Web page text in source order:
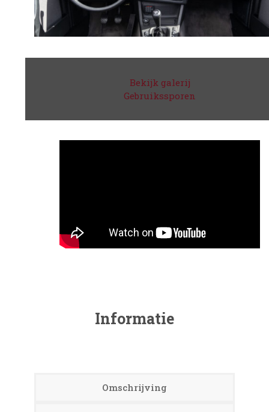
Bekijk galerij
Gebruikssporen
Informatie
Omschrijving